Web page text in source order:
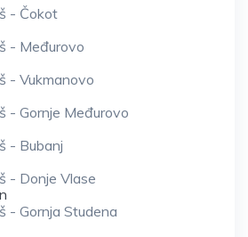
- Čokot
- Međurovo
- Vukmanovo
- Gornje Međurovo
- Bubanj
- Donje Vlase
- Gornja Studena